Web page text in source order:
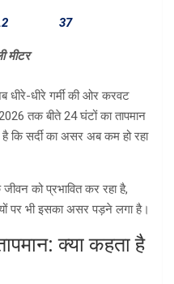
37
मीटर
धीरे गर्मी की ओर करवट
तक बीते 24 घंटों का तापमान
कि सर्दी का असर अब कम हो रहा
को प्रभावित कर रहा है,
पर भी इसका असर पड़ने लगा है।
क्या कहता है